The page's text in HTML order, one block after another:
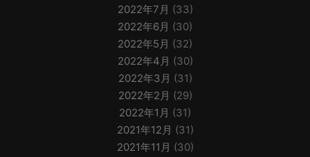
2022年7月 (33)
2022年6月 (30)
2022年5月 (32)
2022年4月 (30)
2022年3月 (31)
2022年2月 (29)
2022年1月 (31)
2021年12月 (31)
2021年11月 (30)